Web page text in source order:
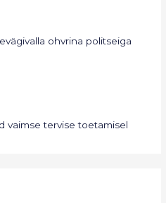
ohvrina politseiga
vaimse tervise toetamisel